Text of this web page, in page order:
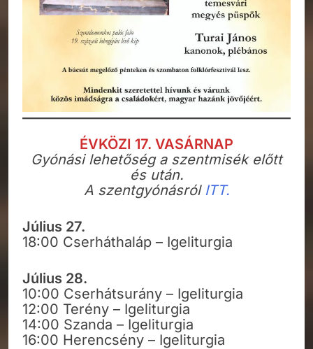
ÉVKÖZI 17. VASÁRNAP
Gyónási lehetőség a szentmisék előtt
és után.
A szentgyónásról ITT.
Július 27.
18:00 Cserháthaláp – Igeliturgia
Július 28.
10:00 Cserhátsurány – Igeliturgia
12:00 Terény – Igeliturgia
14:00 Szanda – Igeliturgia
16:00 Herencsény – Igeliturgia